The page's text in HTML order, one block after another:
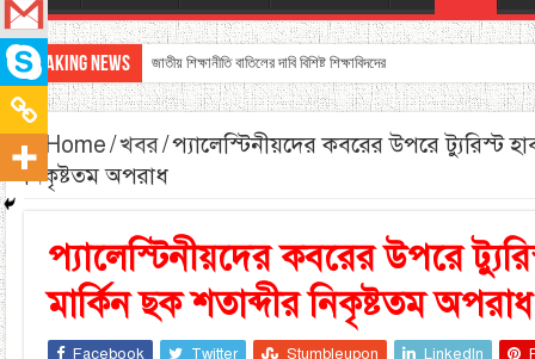
Breaking News জাতীয় শিক্ষানীতি বাতিলের দাবি বিশিষ্ট শিক্ষাবিদদের
Home/খবর/প্যালেস্টিনীয়দের কবরের উপরে ট্যুরিস্ট
নিকৃষ্টতম অপরাধ
প্যালেস্টিনীয়দের কবরের উপরে
মার্কিন ছক শতাব্দীর নিকৃষ্টতম অপরাধ
Facebook Twitter Stumbleupon LinkedIn